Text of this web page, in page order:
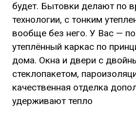
будет. Бытовки делают по
технологии, с тонким
вообще без него. У Вас —
утеплённый каркас по
дома. Окна и двери с
стеклопакетом,
качественная отделка
удерживают тепло